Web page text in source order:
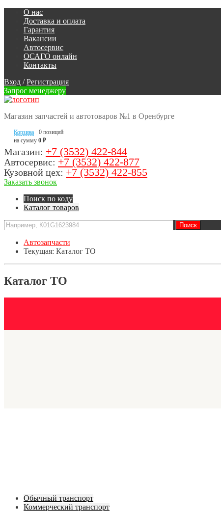
О нас
Доставка и оплата
Гарантия
Вакансии
Автосервис
ОСАГО онлайн
Контакты
Вход / Регистрация
Запрос менеджеру
Магазин запчастей и автотоваров №1 в Оренбурге
Корзина
0 позиций
на сумму 0 ₽
Магазин: +7 (3532) 422-844
Автосервис: +7 (3532) 422-877
Кузовной цех: +7 (3532) 422-855
Заказать звонок
Поиск по коду
Каталог товаров
Автозапчасти
Текущая: Каталог ТО
Каталог ТО
Обычный транспорт
Коммерческий транспорт